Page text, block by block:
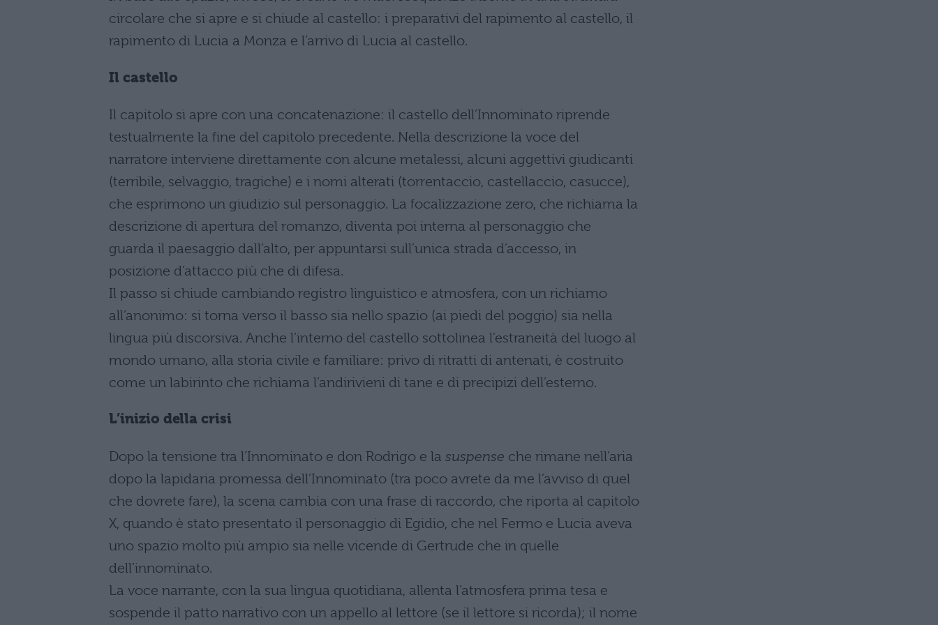
circolare che si apre e si chiude al castello: i preparativi del rapimento al castello, il
rapimento di Lucia a Monza e l’arrivo di Lucia al castello.
Il castello
Il capitolo si apre con una concatenazione: il castello dell’Innominato riprende
testualmente la fine del capitolo precedente. Nella descrizione la voce del
narratore interviene direttamente con alcune metalessi, alcuni aggettivi giudicanti
(terribile, selvaggio, tragiche) e i nomi alterati (torrentaccio, castellaccio, casucce),
che esprimono un giudizio sul personaggio. La focalizzazione zero, che richiama la
descrizione di apertura del romanzo, diventa poi interna al personaggio che
guarda il paesaggio dall’alto, per appuntarsi sull’unica strada d’accesso, in
posizione d’attacco più che di difesa.
Il passo si chiude cambiando registro linguistico e atmosfera, con un richiamo
all’anonimo: si torna verso il basso sia nello spazio (ai piedi del poggio) sia nella
lingua più discorsiva. Anche l’interno del castello sottolinea l’estraneità del luogo al
mondo umano, alla storia civile e familiare: privo di ritratti di antenati, è costruito
come un labirinto che richiama l’andirivieni di tane e di precipizi dell’esterno.
L’inizio della crisi
Dopo la tensione tra l’Innominato e don Rodrigo e la suspense che rimane nell’aria
dopo la lapidaria promessa dell’Innominato (tra poco avrete da me l’avviso di quel
che dovrete fare), la scena cambia con una frase di raccordo, che riporta al capitolo
X, quando è stato presentato il personaggio di Egidio, che nel Fermo e Lucia aveva
uno spazio molto più ampio sia nelle vicende di Gertrude che in quelle
dell’innominato.
La voce narrante, con la sua lingua quotidiana, allenta l’atmosfera prima tesa e
sospende il patto narrativo con un appello al lettore (se il lettore si ricorda); il nome